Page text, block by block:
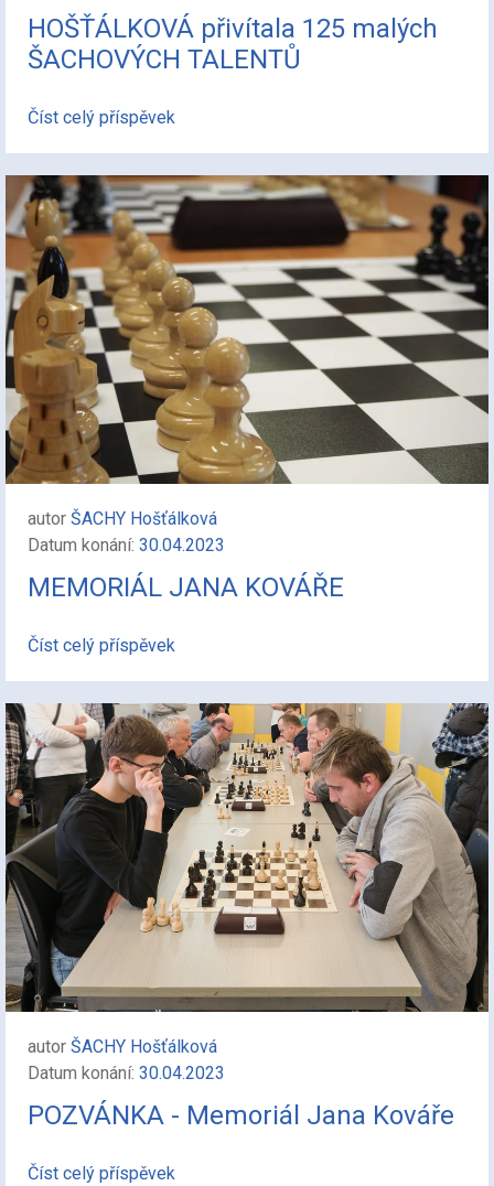
HOŠŤÁLKOVÁ přivítala 125 malých
ŠACHOVÝCH TALENTŮ
Číst celý příspěvek
autor ŠACHY Hošťálková
Datum konání: 30.04.2023
MEMORIÁL JANA KOVÁŘE
Číst celý příspěvek
autor ŠACHY Hošťálková
Datum konání: 30.04.2023
POZVÁNKA - Memoriál Jana Kováře
Číst celý příspěvek